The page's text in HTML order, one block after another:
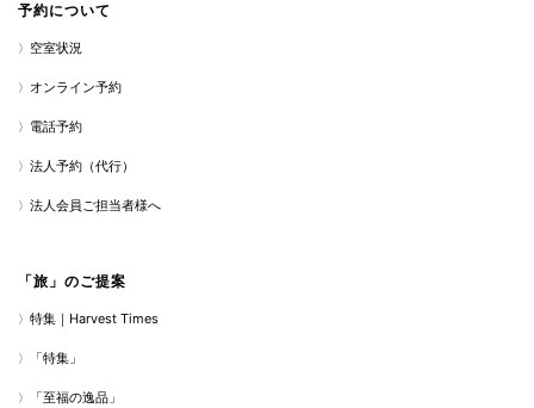
予約について
空室状況
オンライン予約
電話予約
法人予約（代行）
法人会員ご担当者様へ
「旅」のご提案
特集｜Harvest Times
「特集」
「至福の逸品」